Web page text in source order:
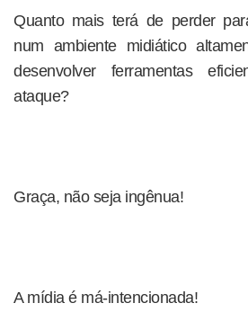
Quanto mais terá de perder
num ambiente midiático
desenvolver ferramentas
ataque?
Graça, não seja ingênua!
A mídia é má-intencionada!